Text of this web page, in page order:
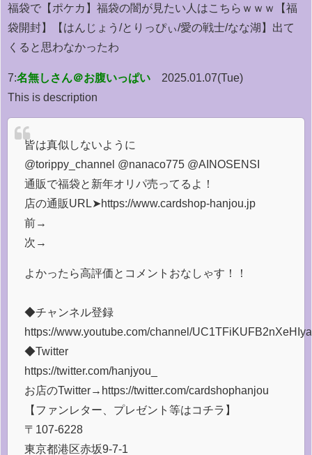
福袋で【ポケカ】福袋の闇が見たい人はこちらｗｗｗ【福
袋開封】【はんじょう/とりっぴぃ/愛の戦士/なな湖】出て
くると思わなかったわ
7:名無しさん＠お腹いっぱい
2025.01.07(Tue)
This is description
皆は真似しないように
@torippy_channel @nanaco775 @AINOSENSI
通販で福袋と新年オリパ売ってるよ！
店の通販URL➤https://www.cardshop-hanjou.jp
前→
次→
よかったら高評価とコメントおなしゃす！！
◆チャンネル登録
https://www.youtube.com/channel/
◆Twitter
https://twitter.com/hanjyou_
お店のTwitter→https://twitter.com/cardshophanjou
【ファンレター、プレゼント等はコチラ】
〒107-6228
東京都港区赤坂9-7-1